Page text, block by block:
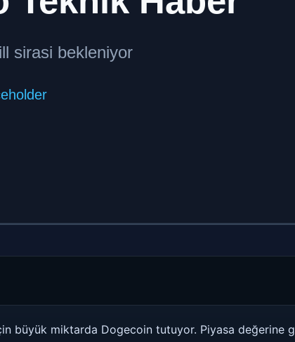
büyük miktarda Dogecoin tutuyor. Piyasa değerine